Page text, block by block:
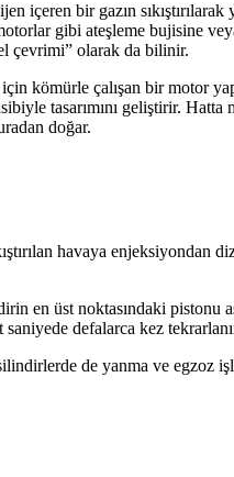
bir gazın
gibi ateşleme bujisine
çevrimi” olarak da bilinir.
kömürle çalışan bir
tasarımını geliştirir.
doğar.
havaya enjeksiyondan
en üst noktasındaki
defalarca kez
de yanma ve